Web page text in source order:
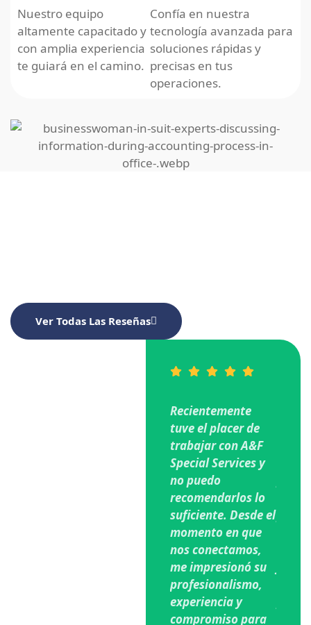
Nuestro equipo
altamente capacitado y
con amplia experiencia
te guiará en el camino.
Confía en nuestra
tecnología avanzada para
soluciones rápidas y
precisas en tus
operaciones.
Recientemente
tuve el placer de
trabajar con A&F
Special Services y
no puedo
recomendarlos lo
suficiente. Desde el
momento en que
nos conectamos,
me impresionó su
profesionalismo,
experiencia y
compromiso para
Ver Todas Las Reseñas